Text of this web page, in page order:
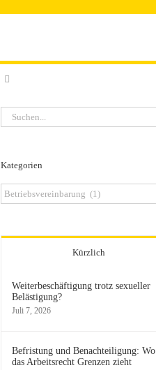
Suche
nach:
Kategorien
Kategorien
Kürzlich
Weiterbeschäftigung trotz sexueller
Belästigung?
Juli 7, 2026
Befristung und Benachteiligung: Wo
das Arbeitsrecht Grenzen zieht